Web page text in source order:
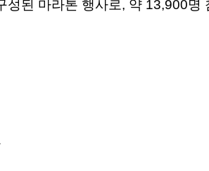
성된 마라톤 행사로, 약 13,900명